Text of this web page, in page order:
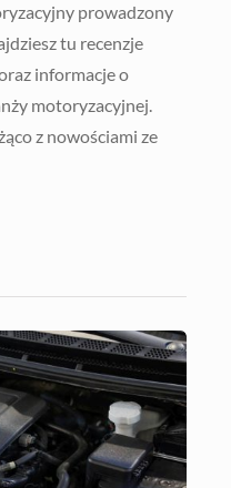
prowadzony
tu recenzje
informacje o
motoryzacyjnej.
z nowościami ze